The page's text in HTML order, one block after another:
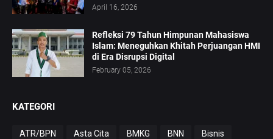
April 16, 2026
Refleksi 79 Tahun Himpunan Mahasiswa
Islam: Meneguhkan Khitah Perjuangan HMI
di Era Disrupsi Digital
February 05, 2026
KATEGORI
ATR/BPN Asta Cita BMKG BNN Bisnis